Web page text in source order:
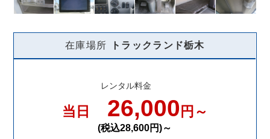
在庫場所 トラックランド栃木
レンタル料金
当日 26,000 円～
(税込28,600円)～